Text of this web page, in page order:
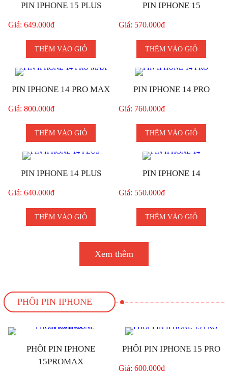
PIN IPHONE 15 PLUS
Giá: 649.000đ
THÊM VÀO GIỎ
PIN IPHONE 15
Giá: 570.000đ
THÊM VÀO GIỎ
PIN IPHONE 14 PRO MAX
Giá: 800.000đ
THÊM VÀO GIỎ
PIN IPHONE 14 PRO
Giá: 760.000đ
THÊM VÀO GIỎ
PIN IPHONE 14 PLUS
Giá: 640.000đ
THÊM VÀO GIỎ
PIN IPHONE 14
Giá: 550.000đ
THÊM VÀO GIỎ
Xem thêm
PHÔI PIN IPHONE
PHÔI PIN IPHONE
15PROMAX
PHÔI PIN IPHONE 15 PRO
Giá: 600.000đ